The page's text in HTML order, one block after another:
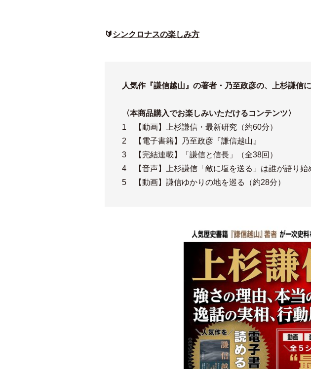
🔰シンクロナスの楽しみ方
人気作『謙信越山』の著者・乃至政彦の、上杉謙信
〈本商品購入でお楽しみいただけるコンテンツ〉
1 【動画】上杉謙信・最新研究（約60分）
2 【電子書籍】乃至政彦『謙信越山』
3 【完結連載】「謙信と信長」（全38回）
4 【音声】上杉謙信「敵に塩を送る」は誰が語り始
5 【動画】謙信ゆかりの地を巡る（約28分）